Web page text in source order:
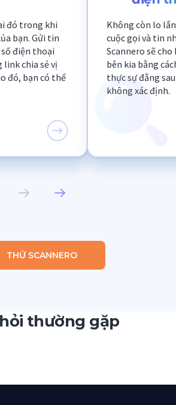
đó trong khi
bạn. Gửi tin
điện thoại
link chia sẻ vị
đó, bạn có thể
Không còn lo
cuộc gọi và tin
Scannero sẽ
bên kia bằng
thực sự đằng
không xác định.
THỬ SCANNERO
thường gặp